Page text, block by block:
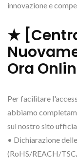
innovazione e
★
Ora
Per facilitare
abbiamo
sul nostro sito
• Dichiarazione
(RoHS/REACH/